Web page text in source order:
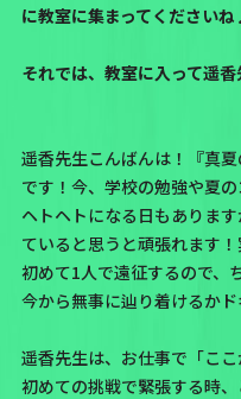
に教室に集まってください
それでは、教室に入って遥
遥香先生こんばんは！『真
です！今、学校の勉強や夏
ヘトヘトになる日もありま
ていると思うと頑張れます
初めて1人で遠征するので、
今から無事に辿り着けるか
遥香先生は、お仕事で「こ
初めての挑戦で緊張する時